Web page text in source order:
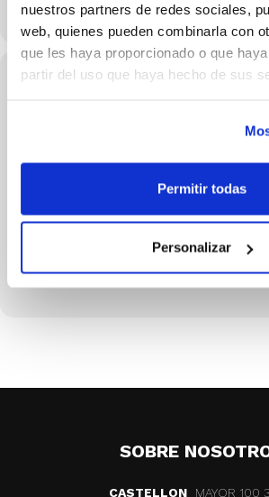
nuestros partners de redes sociales,
web, quienes pueden combinarla con
que les haya proporcionado o que
partir del uso que haya hecho de sus
Permitir todas
Personalizar
CALENDARIO CALENDARIO
Conferenciantes de este
ALEJANDRO
Of Mesa LEB ORO
SOBRE
CASTELLON MAYOR 100